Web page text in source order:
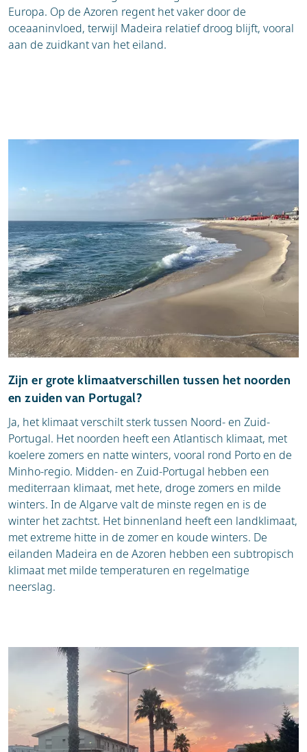
Europa. Op de Azoren regent het vaker door de
oceaaninvloed, terwijl Madeira relatief droog blijft, vooral
aan de zuidkant van het eiland.
Zijn er grote klimaatverschillen tussen het noorden
en zuiden van Portugal?
Ja, het klimaat verschilt sterk tussen Noord- en Zuid-
Portugal. Het noorden heeft een Atlantisch klimaat, met
koelere zomers en natte winters, vooral rond Porto en de
Minho-regio. Midden- en Zuid-Portugal hebben een
mediterraan klimaat, met hete, droge zomers en milde
winters. In de Algarve valt de minste regen en is de
winter het zachtst. Het binnenland heeft een landklimaat,
met extreme hitte in de zomer en koude winters. De
eilanden Madeira en de Azoren hebben een subtropisch
klimaat met milde temperaturen en regelmatige
neerslag.